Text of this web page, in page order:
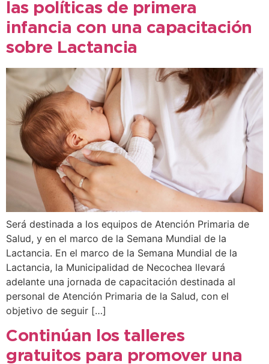
las políticas de primera
infancia con una capacitación
sobre Lactancia
Será destinada a los equipos de Atención Primaria de
Salud, y en el marco de la Semana Mundial de la
Lactancia. En el marco de la Semana Mundial de la
Lactancia, la Municipalidad de Necochea llevará
adelante una jornada de capacitación destinada al
personal de Atención Primaria de la Salud, con el
objetivo de seguir […]
Continúan los talleres
gratuitos para promover una